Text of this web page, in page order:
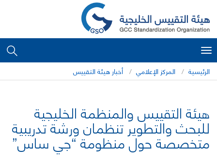
Toggle
navigation
الرئيسية المركز الإعلامي أخبار هيئة التقييس
هيئة التقييس والمنظمة الخليجية
للبحث والتطوير تنظمان ورشة تدريبية
متخصصة حول منظومة “جي ساس”